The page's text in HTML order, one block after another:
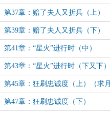
第37章：赔了夫人又折兵（上）
第39章：赔了夫人又折兵（下）
第41章：“星火”进行时（中）
第43章：“星火”进行时（下又下）
第45章：狂刷忠诚度（上）（求月
票！求订阅！）
第47章：狂刷忠诚度（下）